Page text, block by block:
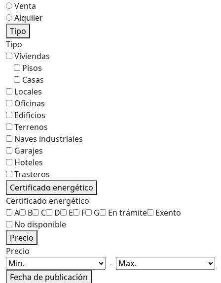
Venta
Alquiler
Tipo
Tipo
Viviendas
Pisos
Casas
Locales
Oficinas
Edificios
Terrenos
Naves industriales
Garajes
Hoteles
Trasteros
Certificado energético
Certificado energético
A
B C D E F G En trámite
Exento
No disponible
Precio
Precio
-
Fecha de publicación